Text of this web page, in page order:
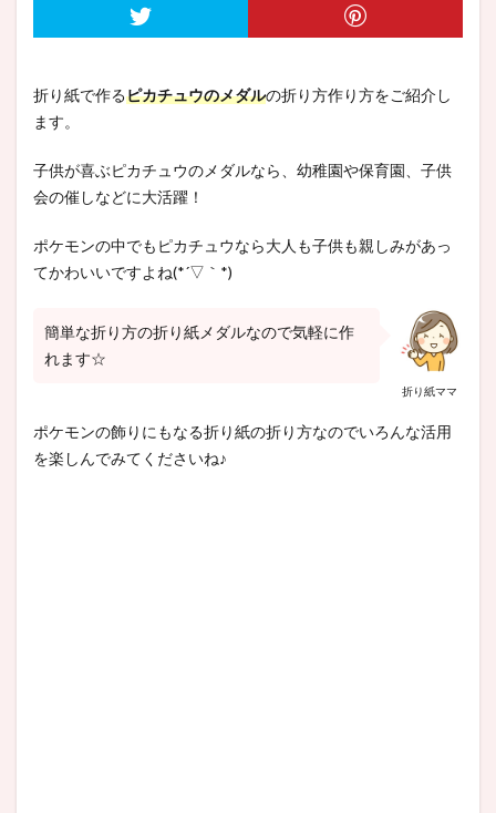
折り紙で作るピカチュウのメダルの折り方作り方をご紹介し
ます。
子供が喜ぶピカチュウのメダルなら、幼稚園や保育園、子供
会の催しなどに大活躍！
ポケモンの中でもピカチュウなら大人も子供も親しみがあっ
てかわいいですよね(*´▽｀*)
折り紙ママ
簡単な折り方の折り紙メダルなので気軽に作
れます☆
ポケモンの飾りにもなる折り紙の折り方なのでいろんな活用
を楽しんでみてくださいね♪